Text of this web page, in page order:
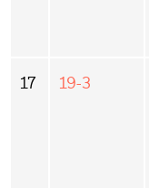
17 19-3